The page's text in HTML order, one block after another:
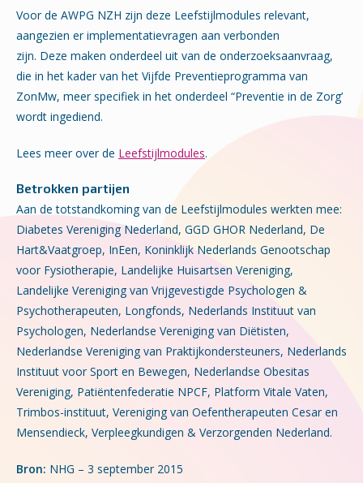
Voor de AWPG NZH zijn deze Leefstijlmodules relevant,
aangezien er implementatievragen aan verbonden
zijn. Deze maken onderdeel uit van de onderzoeksaanvraag,
die in het kader van het Vijfde Preventieprogramma van
ZonMw, meer specifiek in het onderdeel “Preventie in de Zorg’
wordt ingediend.
Lees meer over de Leefstijlmodules.
Betrokken partijen
Aan de totstandkoming van de Leefstijlmodules werkten mee:
Diabetes Vereniging Nederland, GGD GHOR Nederland, De
Hart&Vaatgroep, InEen, Koninklijk Nederlands Genootschap
voor Fysiotherapie, Landelijke Huisartsen Vereniging,
Landelijke Vereniging van Vrijgevestigde Psychologen &
Psychotherapeuten, Longfonds, Nederlands Instituut van
Psychologen, Nederlandse Vereniging van Diëtisten,
Nederlandse Vereniging van Praktijkondersteuners, Nederlands
Instituut voor Sport en Bewegen, Nederlandse Obesitas
Vereniging, Patiëntenfederatie NPCF, Platform Vitale Vaten,
Trimbos-instituut, Vereniging van Oefentherapeuten Cesar en
Mensendieck, Verpleegkundigen & Verzorgenden Nederland.
Bron: NHG – 3 september 2015